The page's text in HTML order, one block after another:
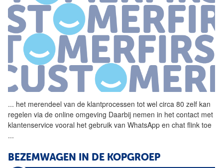
... het merendeel van de klantprocessen tot wel circa 80 zelf kan
regelen via de online omgeving Daarbij nemen in het contact met
klantenservice vooral het gebruik van WhatsApp en chat flink toe
...
BEZEMWAGEN IN DE KOPGROEP